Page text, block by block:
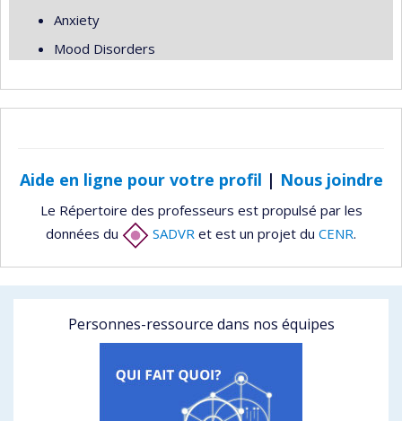
Anxiety
Mood Disorders
Aide en ligne pour votre profil | Nous joindre
Le Répertoire des professeurs est propulsé par les
données du
SADVR et est un projet du CENR.
Personnes-ressource dans nos équipes